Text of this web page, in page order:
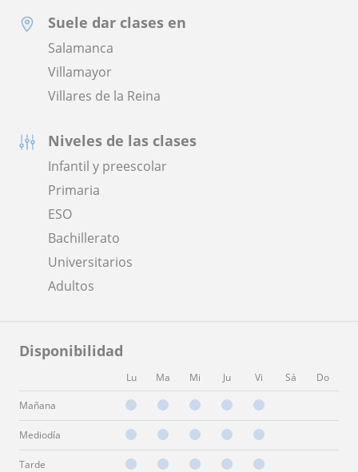
Suele dar clases en
Salamanca
Villamayor
Villares de la Reina
Niveles de las clases
Infantil y preescolar
Primaria
ESO
Bachillerato
Universitarios
Adultos
Disponibilidad
Lu Ma Mi Ju Vi Sá Do
Mañana
Mediodía
Tarde